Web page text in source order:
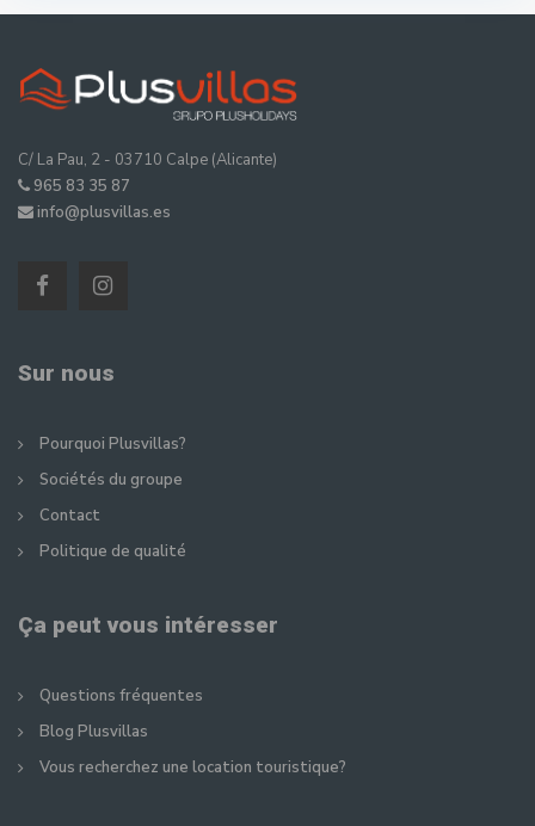
C/ La Pau, 2 - 03710 Calpe (Alicante)
965 83 35 87
info@plusvillas.es
Sur nous
Pourquoi Plusvillas?
Sociétés du groupe
Contact
Politique de qualité
Ça peut vous intéresser
Questions fréquentes
Blog Plusvillas
Vous recherchez une location touristique?